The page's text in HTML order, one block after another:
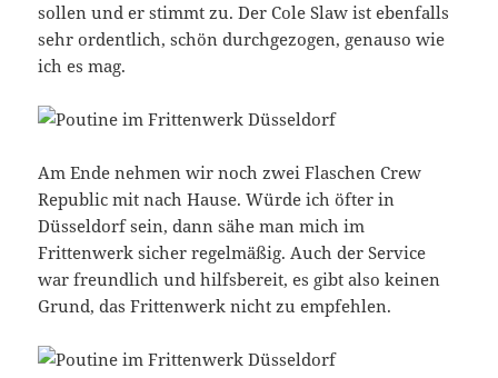
sollen und er stimmt zu. Der Cole Slaw ist ebenfalls
sehr ordentlich, schön durchgezogen, genauso wie
ich es mag.
Am Ende nehmen wir noch zwei Flaschen Crew
Republic mit nach Hause. Würde ich öfter in
Düsseldorf sein, dann sähe man mich im
Frittenwerk sicher regelmäßig. Auch der Service
war freundlich und hilfsbereit, es gibt also keinen
Grund, das Frittenwerk nicht zu empfehlen.